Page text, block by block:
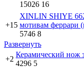
15026 16
+15
XINLIN SHIYE
мотивам феррари
5746 8
Развернуть
+2
Керамический нож
4296 5